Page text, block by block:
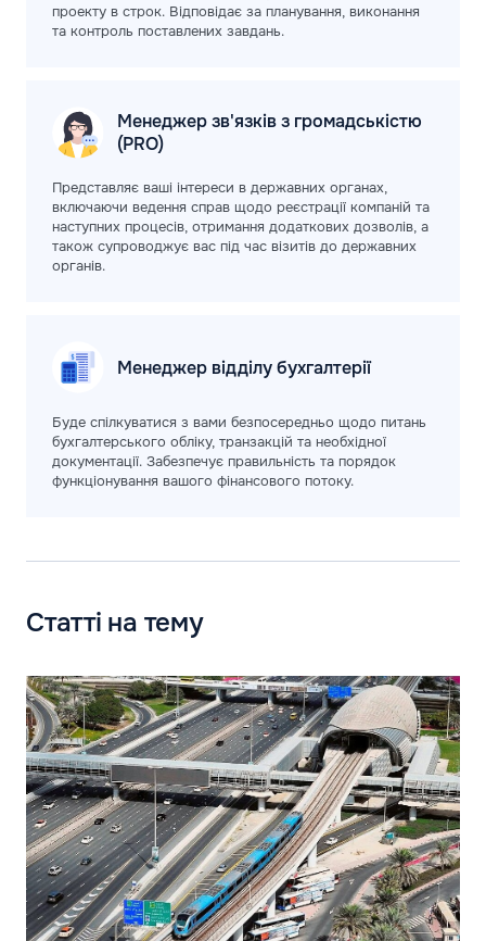
проекту в строк. Відповідає за планування, виконання
та контроль поставлених завдань.
Менеджер зв'язків з громадськістю
(PRO)
Представляє ваші інтереси в державних органах,
включаючи ведення справ щодо реєстрації компаній та
наступних процесів, отримання додаткових дозволів, а
також супроводжує вас під час візитів до державних
органів.
Менеджер відділубухгалтерії
Буде спілкуватися з вами безпосередньо щодо питань
бухгалтерського обліку, транзакцій та необхідної
документації. Забезпечує правильність та порядок
функціонування вашого фінансового потоку.
Статті на тему